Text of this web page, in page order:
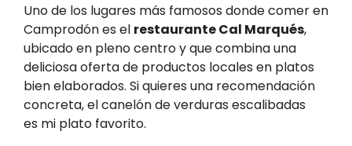
Uno de los lugares más famosos donde comer en
Camprodón es el restaurante Cal Marqués,
ubicado en pleno centro y que combina una
deliciosa oferta de productos locales en platos
bien elaborados. Si quieres una recomendación
concreta, el canelón de verduras escalibadas
es mi plato favorito.